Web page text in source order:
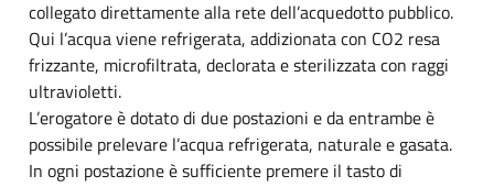
collegato direttamente alla rete dell’acquedotto pubblico.
Qui l’acqua viene refrigerata, addizionata con CO2 resa
frizzante, microfiltrata, declorata e sterilizzata con raggi
ultravioletti.
L’erogatore è dotato di due postazioni e da entrambe è
possibile prelevare l’acqua refrigerata, naturale e gasata.
In ogni postazione è sufficiente premere il tasto di